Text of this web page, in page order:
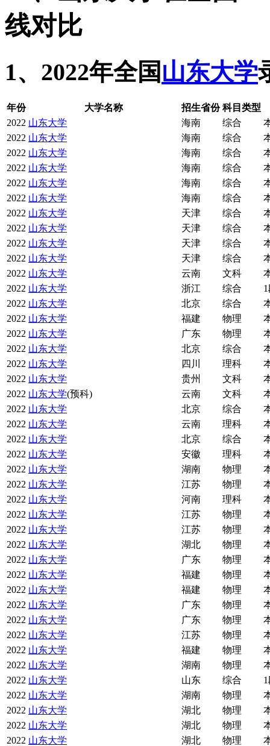
线对比
1、2022年全国 山东大学
年份 大学名称 招生省份 科目类型
2022 山东大学 海南 综合
2022 山东大学 海南 综合
2022 山东大学 海南 综合
2022 山东大学 海南 综合
2022 山东大学 海南 综合
2022 山东大学 海南 综合
2022 山东大学 天津 综合
2022 山东大学 天津 综合
2022 山东大学 天津 综合
2022 山东大学 天津 综合
2022 山东大学 云南 文科
2022 山东大学 浙江 综合
2022 山东大学 北京 综合
2022 山东大学 福建 物理
2022 山东大学 广东 物理
2022 山东大学 北京 综合
2022 山东大学 四川 理科
2022 山东大学 贵州 文科
2022 山东大学(预科) 云南 文科
2022 山东大学 北京 综合
2022 山东大学 云南 理科
2022 山东大学 北京 综合
2022 山东大学 安徽 理科
2022 山东大学 湖南 物理
2022 山东大学 江苏 物理
2022 山东大学 河南 理科
2022 山东大学 江苏 物理
2022 山东大学 江苏 物理
2022 山东大学 湖北 物理
2022 山东大学 广东 物理
2022 山东大学 福建 物理
2022 山东大学 福建 物理
2022 山东大学 广东 物理
2022 山东大学 广东 物理
2022 山东大学 江苏 物理
2022 山东大学 福建 物理
2022 山东大学 湖南 物理
2022 山东大学 山东 综合
2022 山东大学 湖南 物理
2022 山东大学 湖北 物理
2022 山东大学 湖北 物理
2022 山东大学 湖北 物理